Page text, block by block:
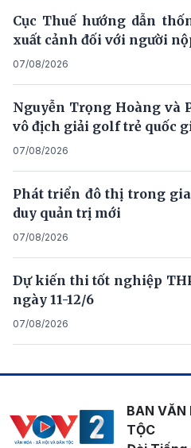
Cục Thuế hướng dẫn
xuất cảnh đối với người
07/08/2026
Nguyễn Trọng Hoàng và
vô địch giải golf trẻ quốc
07/08/2026
Phát triển đô thị trong
duy quản trị mới
07/08/2026
Dự kiến thi tốt nghiệp
ngày 11-12/6
07/08/2026
BAN VĂN
TỘC